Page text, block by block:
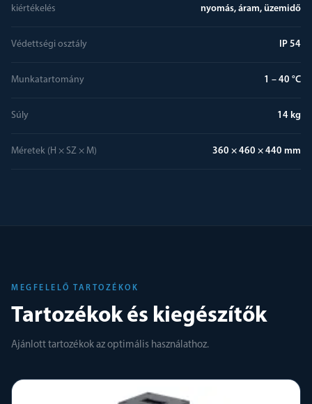
kiértékelés
nyomás, áram, üzemidő
Védettségi osztály IP 54
Munkatartomány 1 – 40 °C
Súly 14 kg
Méretek (H × SZ × M) 360 × 460 × 440 mm
MEGFELELŐ TARTOZÉKOK
Tartozékok és kiegészítők
Ajánlott tartozékok az optimális használathoz.